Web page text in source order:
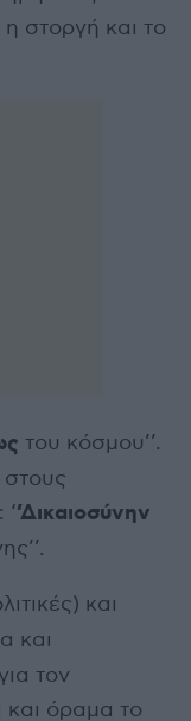
στοργή και το
του κόσμου’’.
’Δικαιοσύνην
και
και
τον
και όραμα το